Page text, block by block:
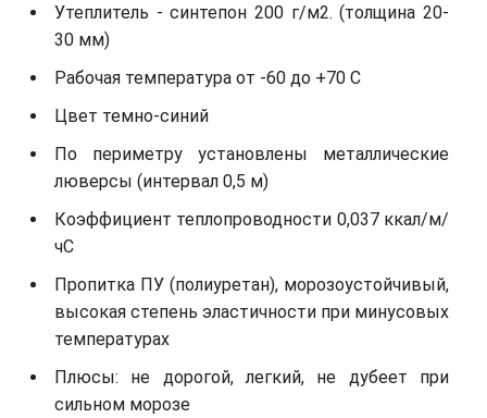
Утеплитель - синтепон 200 г/м2. (толщина 20-
30 мм)
Рабочая температура от -60 до +70 С
Цвет темно-синий
По периметру установлены металлические
люверсы (интервал 0,5 м)
Коэффициент теплопроводности 0,037 ккал/м/
чС
Пропитка ПУ (полиуретан), морозоустойчивый,
высокая степень эластичности при минусовых
температурах
Плюсы: не дорогой, легкий, не дубеет при
сильном морозе